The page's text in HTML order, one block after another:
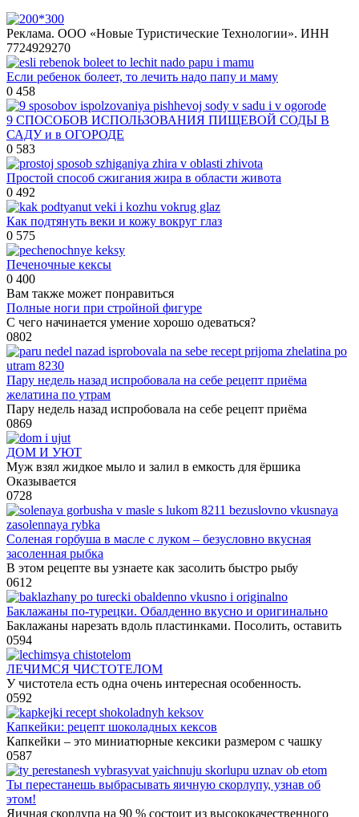
Реклама. ООО «Новые Туристические Технологии». ИНН
7724929270
Если ребенок болеет, то лечить надо папу и маму
0 458
9 СПОСОБОВ ИСПОЛЬЗОВАНИЯ ПИЩЕВОЙ СОДЫ В
САДУ и в ОГОРОДЕ
0 583
Простой способ сжигания жира в области живота
0 492
Как подтянуть веки и кожу вокруг глаз
0 575
Печеночные кексы
0 400
Вам также может понравиться
Полные ноги при стройной фигуре
С чего начинается умение хорошо одеваться?
0802
Пару недель назад испробовала на себе рецепт приёма
желатина по утрам
Пару недель назад испробовала на себе рецепт приёма
0869
ДОМ И УЮТ
Муж взял жидкое мыло и залил в емкость для ёршика
Оказывается
0728
Соленая горбуша в масле с луком – безусловно вкусная
засоленная рыбка
В этом рецепте вы узнаете как засолить быстро рыбу
0612
Баклажаны по-турецки. Обалденно вкусно и оригинально
Баклажаны нарезать вдоль пластинками. Посолить, оставить
0594
ЛЕЧИМСЯ ЧИСТОТЕЛОМ
У чистотела есть одна очень интересная особенность.
0592
Капкейки: рецепт шоколадных кексов
Капкейки – это миниатюрные кексики размером с чашку
0587
Ты перестанешь выбрасывать яичную скорлупу, узнав об
этом!
Яичная скорлупа на 90 % состоит из высококачественного